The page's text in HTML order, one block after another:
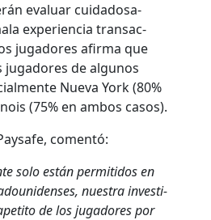
eval­u­ar cuida­dosa­
expe­ri­en­cia transac­
jugadores afir­ma que
de algunos
Nue­va York (80%
(75% en ambos casos).
comen­tó:
solo están per­mi­ti­dos en
nues­tra inves­ti­
de los jugadores por